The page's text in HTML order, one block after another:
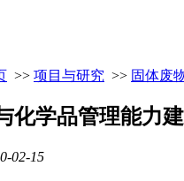
>> 项目与研究 >> 固体废
化学品管理能力
-02-15